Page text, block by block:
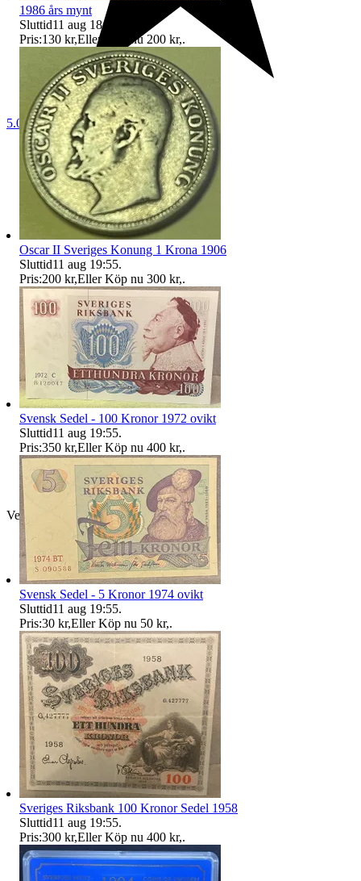
5.0
Verifierad
1986 års mynt
Sluttid11 aug 18:41
Pris:130 kr,Eller Köp nu 200 kr,.
Oscar II Sveriges Konung 1 Krona 1906
Sluttid11 aug 19:55.
Pris:200 kr,Eller Köp nu 300 kr,.
Svensk Sedel - 100 Kronor 1972 ovikt
Sluttid11 aug 19:55.
Pris:350 kr,Eller Köp nu 400 kr,.
Svensk Sedel - 5 Kronor 1974 ovikt
Sluttid11 aug 19:55.
Pris:30 kr,Eller Köp nu 50 kr,.
Sveriges Riksbank 100 Kronor Sedel 1958
Sluttid11 aug 19:55.
Pris:300 kr,Eller Köp nu 400 kr,.